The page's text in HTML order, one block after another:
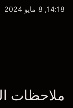
14:18, 8 مايو 2024
ملاحظات